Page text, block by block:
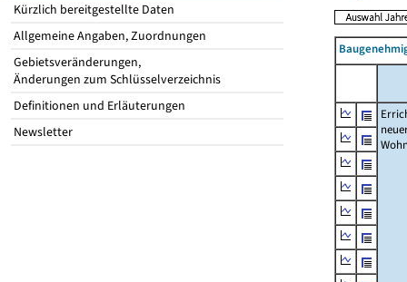
Kürzlich bereitgestellte Daten
Allgemeine Angaben, Zuordnungen
Gebietsveränderungen,
Änderungen zum Schlüsselverzeichnis
Definitionen und Erläuterungen
Newsletter